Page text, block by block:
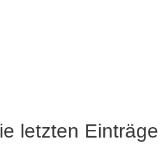
letzten Einträge